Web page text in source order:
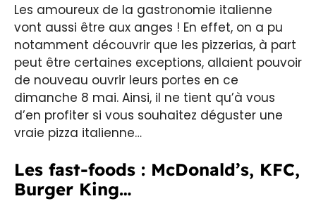
Les amoureux de la gastronomie italienne
vont aussi être aux anges ! En effet, on a pu
notamment découvrir que les pizzerias, à part
peut être certaines exceptions, allaient pouvoir
de nouveau ouvrir leurs portes en ce
dimanche 8 mai. Ainsi, il ne tient qu’à vous
d’en profiter si vous souhaitez déguster une
vraie pizza italienne…
Les fast-foods : McDonald’s, KFC,
Burger King…